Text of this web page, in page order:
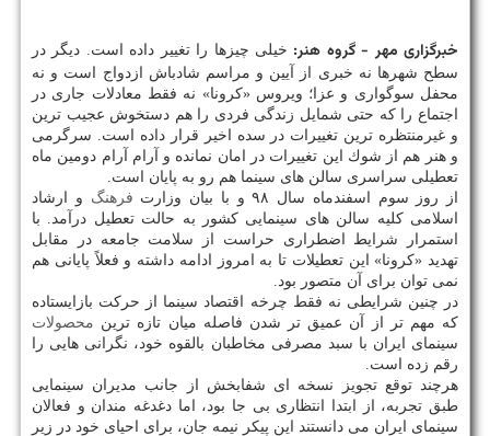
خبرگزاری مهر - گروه هنر: خیلی چیزها را تغییر داده است. دیگر در
سطح شهرها نه خبری از آیین و مراسم شادباش ازدواج است و نه
محفل سوگواری و عزا؛ ویروس «كرونا» نه فقط معادلات جاری در
اجتماع را كه حتی شمایل زندگی فردی را هم دستخوش عجیب ترین
و غیرمنتظره ترین تغییرات در سده اخیر قرار داده است. سرگرمی
و هنر هم از شوك این تغییرات در امان نمانده و آرام آرام دومین ماه
تعطیلی سراسری سالن های سینما هم رو به پایان است.
از روز سوم اسفندماه سال ۹۸ و با بیان وزارت
فرهنگ و ارشاد
اسلامی كلیه سالن های سینمایی كشور به حالت تعطیل درآمد. با
استمرار شرایط اضطراری حراست از سلامت جامعه در مقابل
تهدید «كرونا» این تعطیلات تا به امروز ادامه داشته و فعلاً پایانی هم
نمی توان برای آن متصور بود.
در چنین شرایطی نه فقط چرخه اقتصاد سینما از حركت بازایستاده
كه مهم تر از آن عمیق تر شدن فاصله میان تازه ترین محصولات
سینمای ایران با سبد مصرفی مخاطبان بالقوه خود، نگرانی هایی را
رقم زده است.
هرچند توقع تجویز نسخه ای شفابخش از جانب مدیران سینمایی
طبق تجربه، از ابتدا انتظاری بی جا بود، اما دغدغه مندان و فعالان
سینمای ایران می دانستند این پیكر نیمه جان، برای احیای خود در زیر